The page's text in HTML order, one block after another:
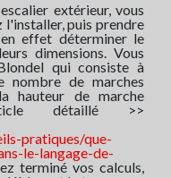
extérieur, vous
l'installer, puis prendre
effet déterminer le
dimensions. Vous
qui consiste à
de marches
hauteur de marche
détaillé >>
pratiques/que-
le-langage-de-
terminé vos calculs,